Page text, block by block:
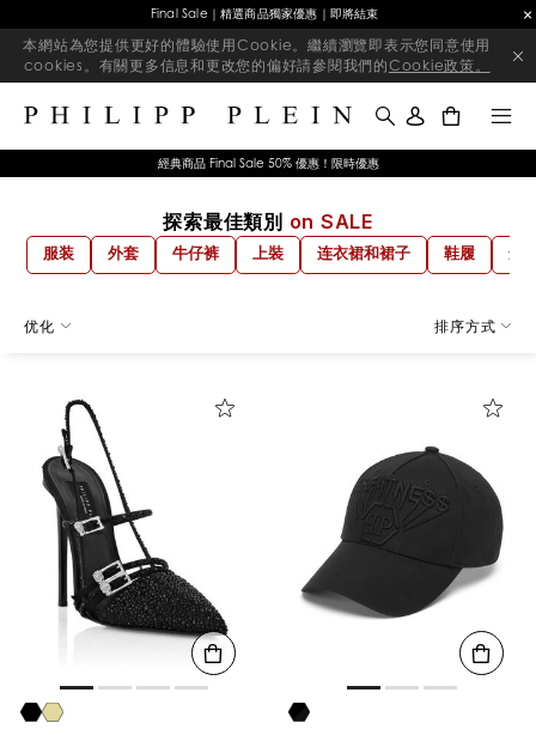
Final Sale｜精選商品獨家優惠｜即將結束
本網站為您提供更好的體驗使用Cookie。繼續瀏覽即表示您同意使用
cookies。有關更多信息和更改您的偏好請參閱我們的Cookie政策。
經典商品 Final Sale 50% 優惠！限時優惠
探索最佳類別 on SALE
服装 外套 牛仔裤 上裝 连衣裙和裙子 鞋履 运
排序方式
优化